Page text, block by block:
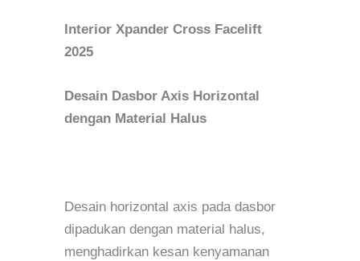
Interior Xpander Cross Facelift
2025
Desain Dasbor Axis Horizontal
dengan Material Halus
Desain horizontal axis pada dasbor
dipadukan dengan material halus,
menghadirkan kesan kenyamanan